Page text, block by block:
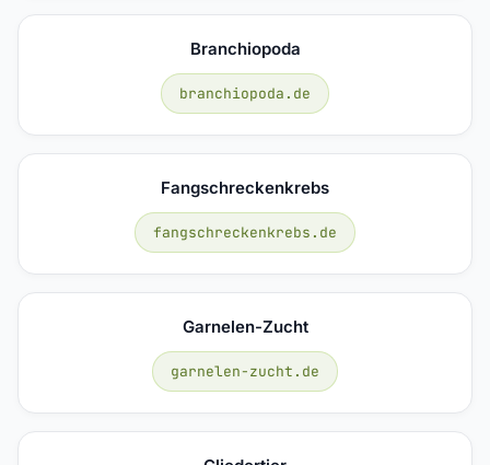
Branchiopoda
branchiopoda.de
Fangschreckenkrebs
fangschreckenkrebs.de
Garnelen-Zucht
garnelen-zucht.de